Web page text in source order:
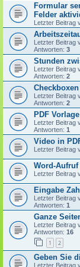
Formular
Felder
Letzter Beitrag
Letzter Beitrag
Antworten: 3
Stunden
Letzter Beitrag
Antworten: 2
Letzter Beitrag
Antworten: 2
PDF
Letzter Beitrag
Antworten: 1
Video in
Letzter Beitrag
Word-Aufruf
Letzter Beitrag
Eingabe
Letzter Beitrag
Antworten: 1
Ganze
Letzter Beitrag
Antworten: 16
1 2
Geben Sie
Letzter Beitrag